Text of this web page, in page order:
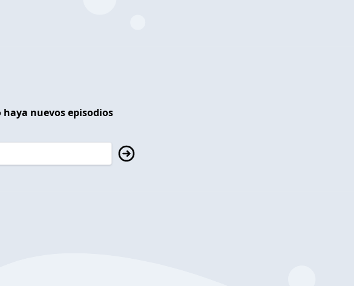
nuevos episodios